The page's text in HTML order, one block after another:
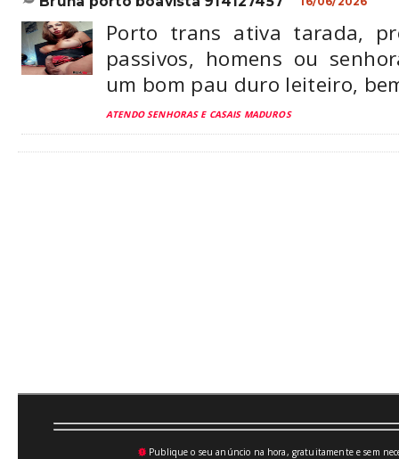
Porto trans ativa tarada,
passivos, homens ou
um bom pau duro leiteiro,
ATENDO SENHORAS E CASAIS MADUROS
💥Publique o seu anúncio na hora, gratuitamente e sem